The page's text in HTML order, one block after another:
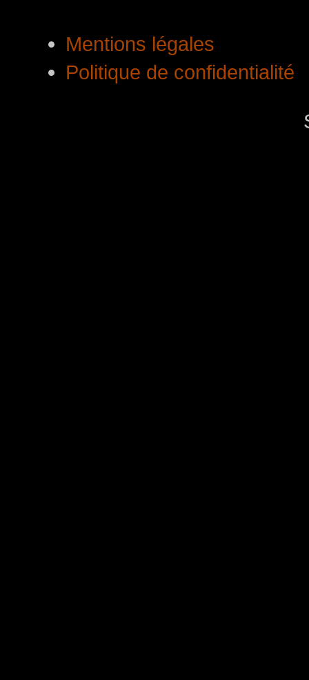
Mentions légales
Politique de confidentialité